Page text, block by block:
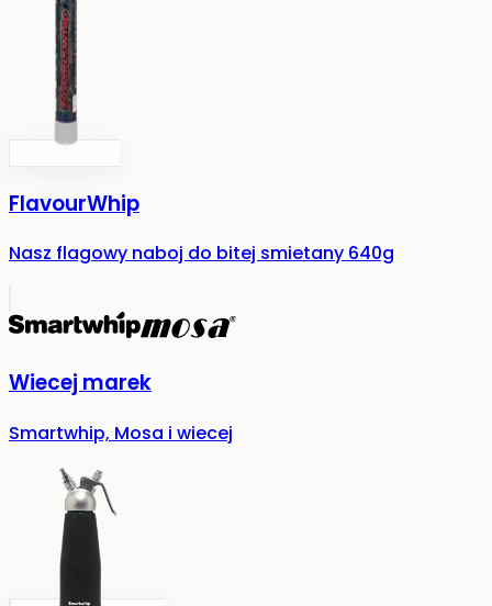
FlavourWhip
Nasz flagowy naboj do bitej smietany 640g
Wiecej marek
Smartwhip, Mosa i wiecej